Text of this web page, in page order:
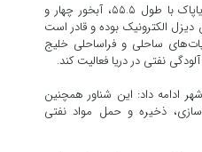
شکیبی نسب یادآور شد: شناور دریاپاک با طول ۵۵.۵، آبخور چهار و
دیزل الکترونیک بوده و قادر است
عملیات‌های ساحلی و فراساحلی خلیج
نفتی در دریا فعالیت کند.
ادامه داد: این شناور همچنین
ذخیره و حمل مواد نفتی